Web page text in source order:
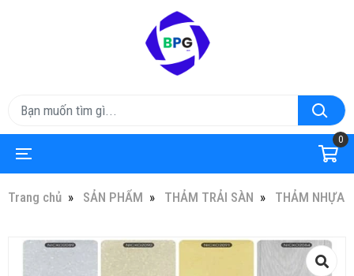
0
Trang chủ SẢN PHẨM THẢM TRẢI SÀN THẢM NHỰA